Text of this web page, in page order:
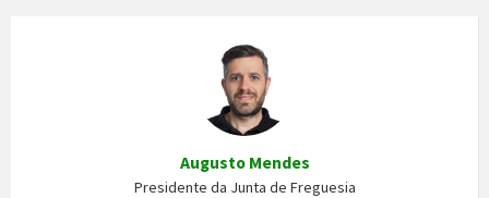
Augusto Mendes
Presidente da Junta de Freguesia